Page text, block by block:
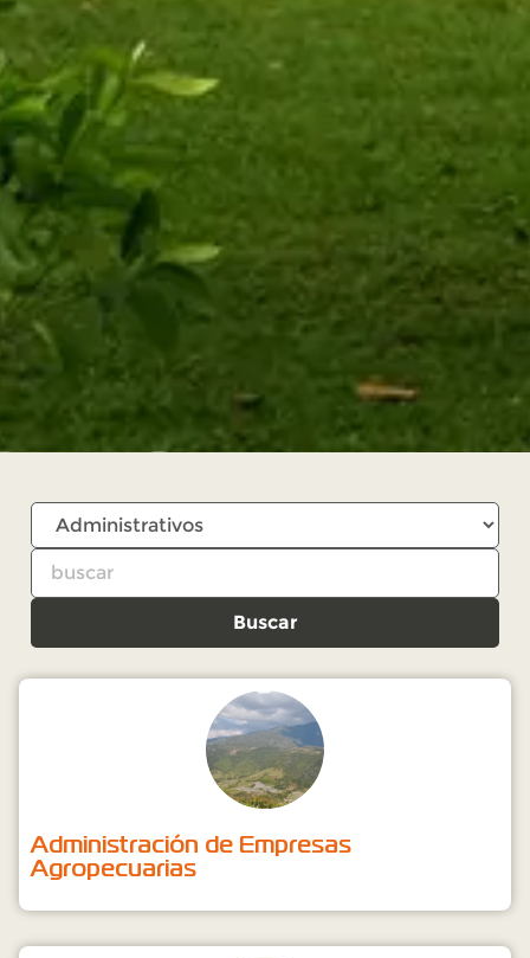
Buscar
Administración de Empresas
Agropecuarias